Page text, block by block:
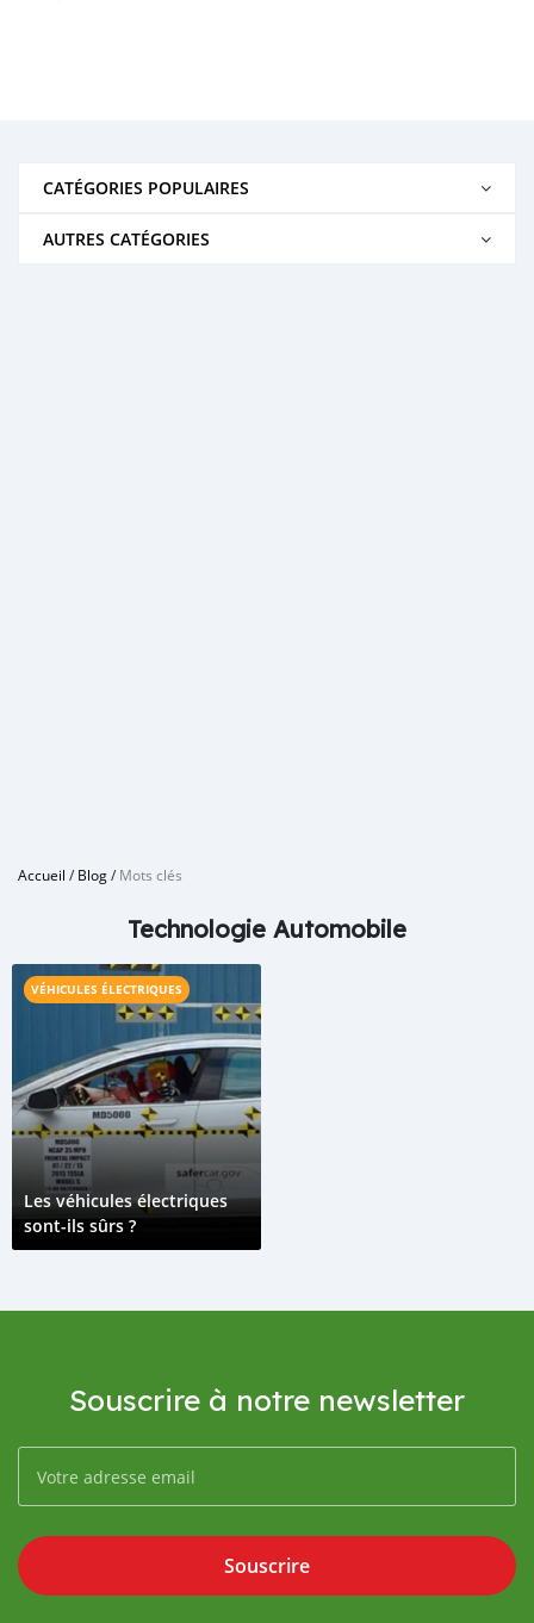
CATÉGORIES POPULAIRES
AUTRES CATÉGORIES
Accueil /Blog/Mots clés
Technologie Automobile
VÉHICULES ÉLECTRIQUES
Les véhicules électriques
sont-ils sûrs ?
Souscrire à notre newsletter
Souscrire